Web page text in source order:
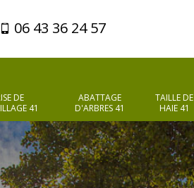
06 43 36 24 57
DE
41
ABATTAGE
D'ARBRES 41
TAILLE DE
HAIE 41